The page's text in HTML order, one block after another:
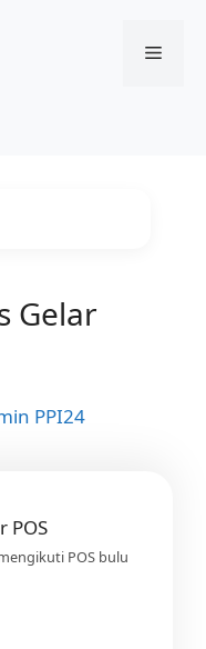
Menu
Gelar
PPI24
POS bulu